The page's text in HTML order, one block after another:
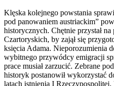
Klęska kolejnego powstania
pod panowaniem austriackim”
historycznych. Chętnie przystał
Czartoryskich, by zajął się
księcia Adama. Nieporozumienia
wybitnego przywódcy emigracji
prace musiał zarzucić. Zebrane
historyk postanowił wykorzystać
latach istnienia I Rzeczypospolitej.